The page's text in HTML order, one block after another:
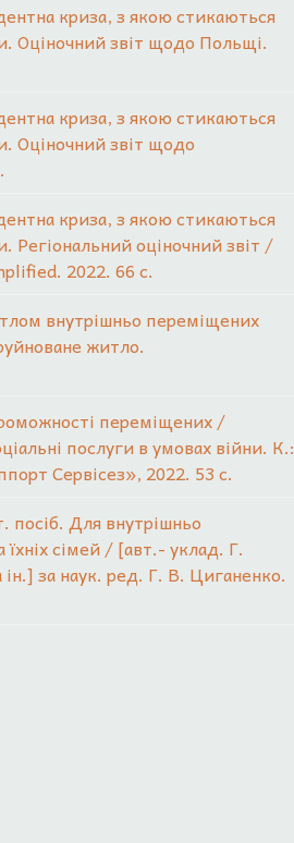
криза, з якою стикаються
Оціночний звіт щодо Польщі.
криза, з якою стикаються
Оціночний звіт щодо
криза, з якою стикаються
Регіональний оціночний звіт /
2022. 66 с.
внутрішньо переміщених
житло.
переміщених /
послуги в умовах війни. К.:
Сервісез», 2022. 53 с.
Для внутрішньо
сімей / [авт.- уклад. Г.
за наук. ред. Г. В. Циганенко.